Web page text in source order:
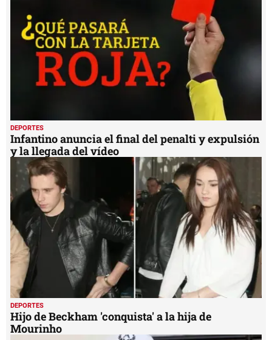
DEPORTES
Hijo de Beckham 'conquista' a la hija de
Mourinho